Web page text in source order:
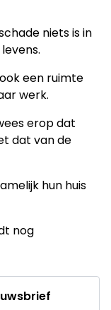
niets is in
een ruimte
werk.
erop dat
dat van de
hun huis
nog